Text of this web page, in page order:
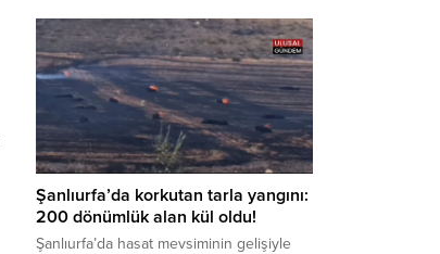
şüphelilerin gözaltına alındığını açıkladı.
Yürütülen tahkikatın “Dernekler
Kanunu’na muhalefet”, “suçtan
kaynaklanan mal varlığı değerlerini
aklama” ve “örgüt” suçlamaları
kapsamında derinleştirildiği bildirildi.
Haber Merkezi – Soruşturmanın
odağında, özellikle 6 Şubat...
Şanlıurfa’da korkutan tarla yangını:
200 dönümlük alan kül oldu!
Şanlıurfa’da hasat mevsiminin gelişiyle